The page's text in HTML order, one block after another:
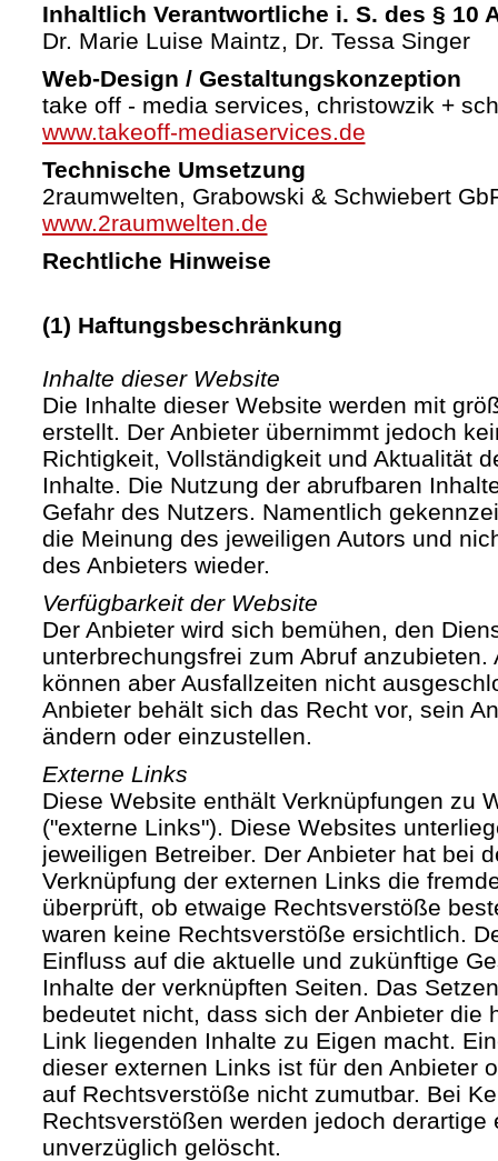
Inhaltlich Verantwortliche i. S. des § 10
Dr. Marie Luise Maintz, Dr. Tessa Singer
Web-Design / Gestaltungskonzeption
take off - media services, christowzik +
www.takeoff-mediaservices.de
Technische Umsetzung
2raumwelten, Grabowski & Schwiebert
www.2raumwelten.de
Rechtliche Hinweise
(1) Haftungsbeschränkung
Inhalte dieser Website
Die Inhalte dieser Website werden mit
erstellt. Der Anbieter übernimmt jedoch
Richtigkeit, Vollständigkeit und Aktualität
Inhalte. Die Nutzung der abrufbaren
Gefahr des Nutzers. Namentlich
die Meinung des jeweiligen Autors und
des Anbieters wieder.
Verfügbarkeit der Website
Der Anbieter wird sich bemühen, den
unterbrechungsfrei zum Abruf anzubieten.
können aber Ausfallzeiten nicht
Anbieter behält sich das Recht vor, sein
ändern oder einzustellen.
Externe Links
Diese Website enthält Verknüpfungen zu
("externe Links"). Diese Websites
jeweiligen Betreiber. Der Anbieter hat bei
Verknüpfung der externen Links die
überprüft, ob etwaige Rechtsverstöße
waren keine Rechtsverstöße ersichtlich.
Einfluss auf die aktuelle und zukünftige
Inhalte der verknüpften Seiten. Das
bedeutet nicht, dass sich der Anbieter die
Link liegenden Inhalte zu Eigen macht.
dieser externen Links ist für den Anbieter
auf Rechtsverstöße nicht zumutbar. Bei
Rechtsverstößen werden jedoch derartige
unverzüglich gelöscht.